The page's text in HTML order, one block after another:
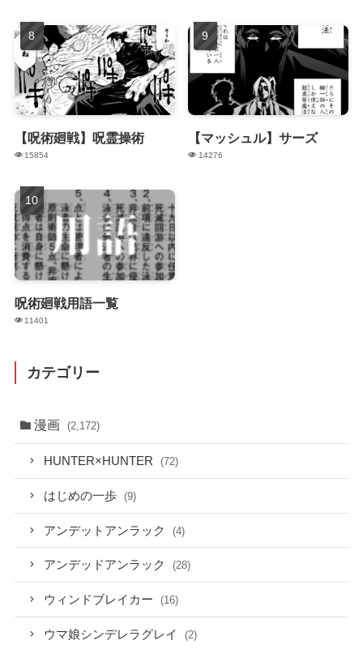
【呪術廻戦】呪霊操術
15854
【マッシュル】サーズ
14276
呪術廻戦用語一覧
11401
カテゴリー
漫画 (2,172)
HUNTER×HUNTER (72)
はじめの一歩 (9)
アンデットアンラック (4)
アンデッドアンラック (28)
ウィンドブレイカー (16)
ウマ娘シンデレラグレイ (2)